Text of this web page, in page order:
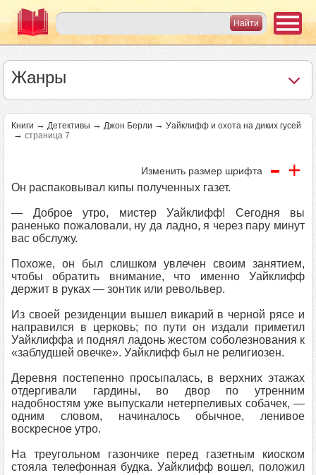
Жанры
Книги → Детективы → Джон Берли → Уайклифф и охота на диких гусей
→ страница 7
Изменить размер шрифта - +
Он распаковывал кипы полученных газет.
— Доброе утро, мистер Уайклифф! Сегодня вы
раненько пожаловали, ну да ладно, я через пару минут
вас обслужу.
Похоже, он был слишком увлечен своим занятием,
чтобы обратить внимание, что именно Уайклифф
держит в руках — зонтик или револьвер.
Из своей резиденции вышел викарий в черной рясе и
направился в церковь; по пути он издали приметил
Уайклиффа и поднял ладонь жестом соболезнования к
«заблудшей овечке». Уайклифф был не религиозен.
Деревня постепенно просыпалась, в верхних этажах
отдергивали гардины, во двор по утренним
надобностям уже выпускали нетерпеливых собачек, —
одним словом, начиналось обычное, ленивое
воскресное утро.
На треугольном газончике перед газетным киоском
стояла телефонная будка. Уайклифф вошел, положил